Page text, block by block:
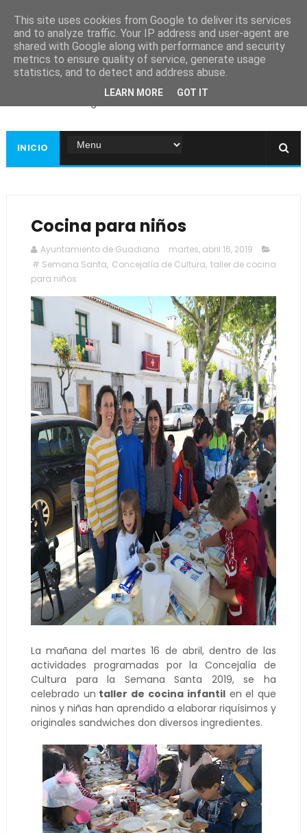
Ayuntamiento de
Guadiana
INICIO
Cocina para niños
Ayuntamiento de Guadiana
martes, abril 16, 2019
# Semana Santa, Concejalía de Cultura, taller de cocina
para niños
La mañana del martes 16 de abril, dentro de las
actividades programadas por la Concejalía de
Cultura para la Semana Santa 2019, se ha
celebrado un taller de cocina infantilen el que
ninos y niñas han aprendido a elaborar riquísimos y
originales sandwiches don diversos ingredientes.
This site uses cookies from Google to deliver its services
and to analyze traffic. Your IP address and user-agent are
shared with Google along with performance and security
metrics to ensure quality of service, generate usage
statistics, and to detect and address abuse.
LEARN MORE GOT IT